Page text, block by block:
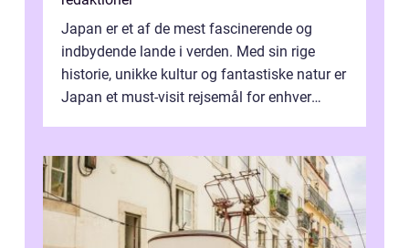
Japan er et af de mest fascinerende og
indbydende lande i verden. Med sin rige
historie, unikke kultur og fantastiske natur er
Japan et must-visit rejsemål for enhver